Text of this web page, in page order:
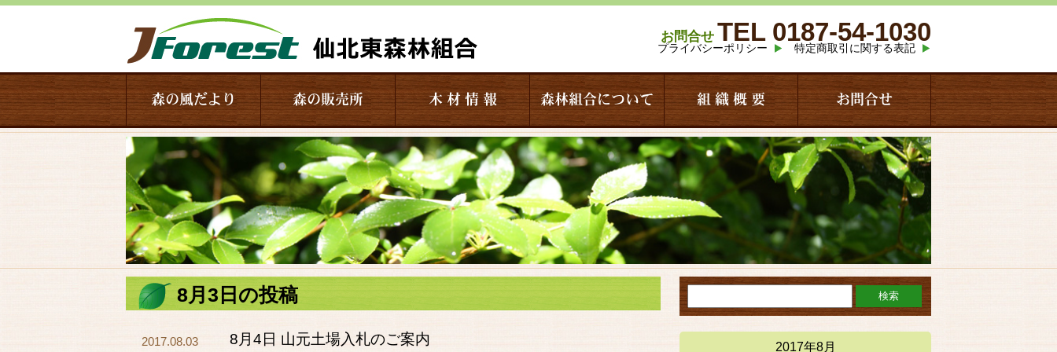
お問合せ TEL 0187-54-1030
プライバシーポリシー 特定商取引に関する表記
森の風だより 森の販売所 木 材 情 報 森林組合について 組 織 概 要 お問合せ
8月3日の投稿
2017.08.03 8月4日 山元土場入札のご案内 2017年8月